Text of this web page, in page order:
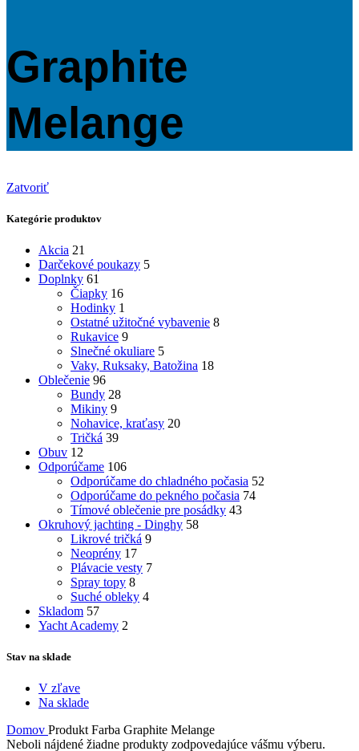
Graphite
Melange
Zatvoriť
Kategórie produktov
Akcia 21
Darčekové poukazy 5
Doplnky 61
Čiapky 16
Hodinky 1
Ostatné užitočné vybavenie 8
Rukavice 9
Slnečné okuliare 5
Vaky, Ruksaky, Batožina 18
Oblečenie 96
Bundy 28
Mikiny 9
Nohavice, kraťasy 20
Tričká 39
Obuv 12
Odporúčame 106
Odporúčame do chladného počasia 52
Odporúčame do pekného počasia 74
Tímové oblečenie pre posádky 43
Okruhový jachting - Dinghy 58
Likrové tričká 9
Neoprény 17
Plávacie vesty 7
Spray topy 8
Suché obleky 4
Skladom 57
Yacht Academy 2
Stav na sklade
V zľave
Na sklade
Domov Produkt Farba Graphite Melange
Neboli nájdené žiadne produkty zodpovedajúce vášmu výberu.